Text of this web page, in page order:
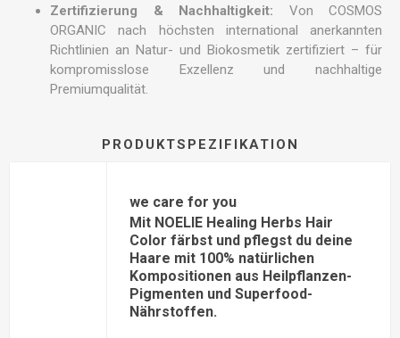
Zertifizierung & Nachhaltigkeit: Von COSMOS
ORGANIC nach höchsten international anerkannten
Richtlinien an Natur- und Biokosmetik zertifiziert – für
kompromisslose Exzellenz und nachhaltige
Premiumqualität.
PRODUKTSPEZIFIKATION
we care for you
Mit NOELIE Healing Herbs Hair
Color färbst und pflegst du deine
Haare mit 100% natürlichen
Kompositionen aus Heilpflanzen-
Pigmenten und Superfood-
Nährstoffen.